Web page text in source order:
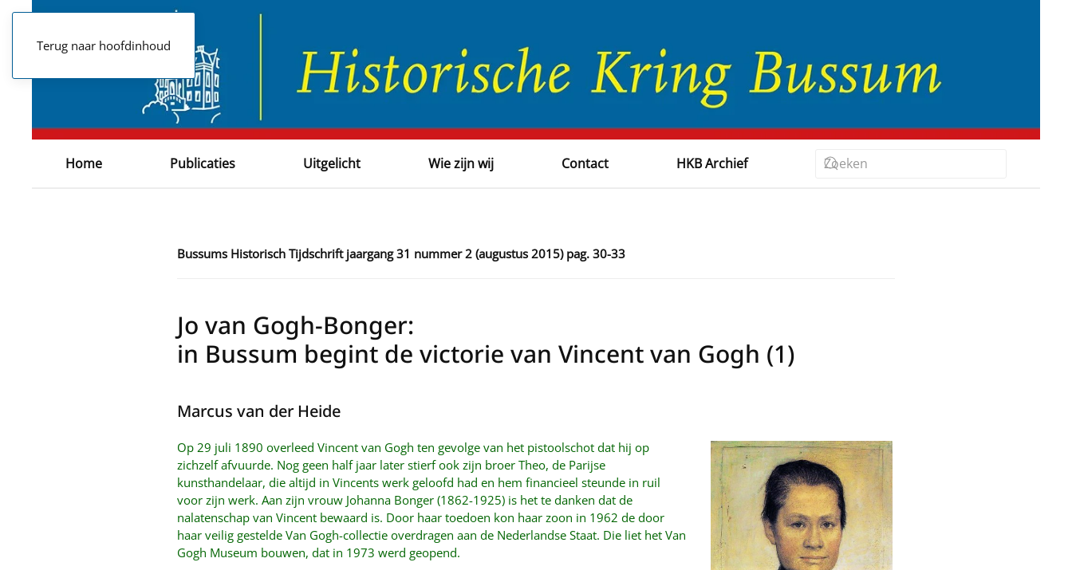
Terug naar hoofdinhoud
Home Publicaties Uitgelicht Wie zijn wij Contact HKB Archief
Bussums Historisch Tijdschrift jaargang 31 nummer 2 (augustus 2015) pag. 30-33
Jo van Gogh-Bonger:
in Bussum begint de victorie van Vincent van Gogh (1)
Marcus van der Heide
Op 29 juli 1890 overleed Vincent van Gogh ten gevolge van het pistoolschot dat hij op
zichzelf afvuurde. Nog geen half jaar later stierf ook zijn broer Theo, de Parijse
kunsthandelaar, die altijd in Vincents werk geloofd had en hem financieel steunde in ruil
voor zijn werk. Aan zijn vrouw Johanna Bonger (1862-1925) is het te danken dat de
nalatenschap van Vincent bewaard is. Door haar toedoen kon haar zoon in 1962 de door
haar veilig gestelde Van Gogh-collectie overdragen aan de Nederlandse Staat. Die liet het Van
Gogh Museum bouwen, dat in 1973 werd geopend.